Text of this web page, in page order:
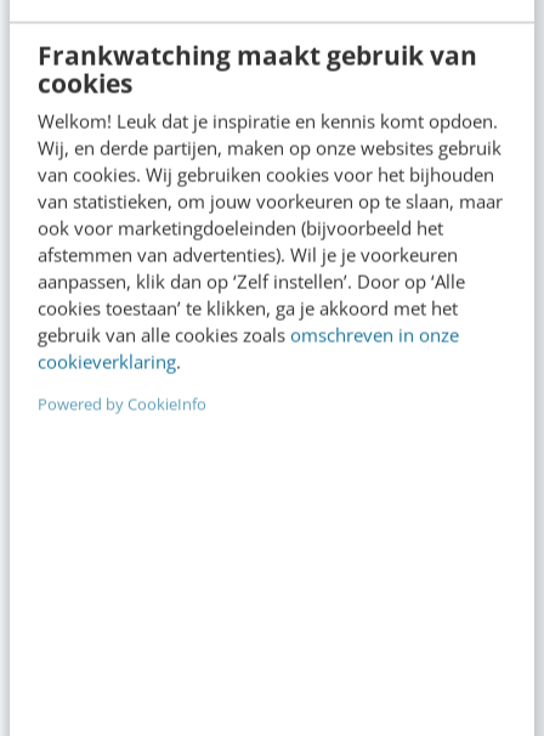
Frankwatching maakt gebruik van
cookies
Welkom! Leuk dat je inspiratie en kennis komt opdoen.
Wij, en derde partijen, maken op onze websites gebruik
van cookies. Wij gebruiken cookies voor het bijhouden
van statistieken, om jouw voorkeuren op te slaan, maar
ook voor marketingdoeleinden (bijvoorbeeld het
afstemmen van advertenties). Wil je je voorkeuren
aanpassen, klik dan op ‘Zelf instellen’. Door op ‘Alle
cookies toestaan’ te klikken, ga je akkoord met het
gebruik van alle cookies zoals omschreven in onze
cookieverklaring.
Powered by CookieInfo
MASTERCOURSE
AI Marketing
Haal het maximale uit AI met het meest complete online
programma voor marketeers [incl. certificaat]